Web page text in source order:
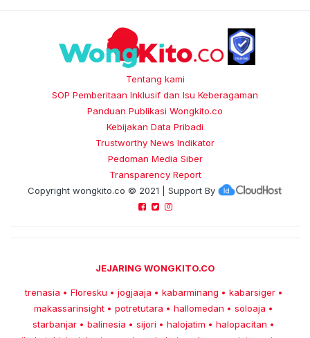
Tentang kami
SOP Pemberitaan Inklusif dan Isu Keberagaman
Panduan Publikasi Wongkito.co
Kebijakan Data Pribadi
Trustworthy News Indikator
Pedoman Media Siber
Transparency Report
Copyright wongkito.co © 2021 | Support By
JEJARING WONGKITO.CO
trenasia • Floresku • jogjaaja • kabarminang • kabarsiger •
makassarinsight • potretutara • hallomedan • soloaja •
starbanjar • balinesia • sijori • halojatim • halopacitan •